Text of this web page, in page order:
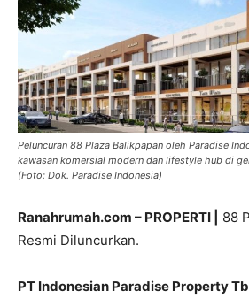
Peluncuran 88 Plaza Balikpapan oleh Paradise
kawasan komersial modern dan lifestyle hub di
(Foto: Dok. Paradise Indonesia)
Ranahrumah.com – PROPERTI |
88
Resmi Diluncurkan.
PT Indonesian Paradise Property